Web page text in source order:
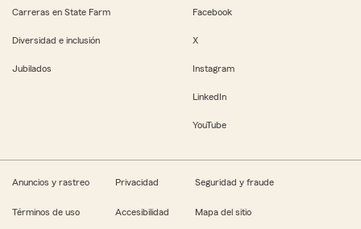
Carreras en State Farm
Diversidad e inclusión
Jubilados
Facebook
X
Instagram
LinkedIn
YouTube
Anuncios y rastreo Privacidad Seguridad y fraude
Términos de uso Accesibilidad Mapa del sitio